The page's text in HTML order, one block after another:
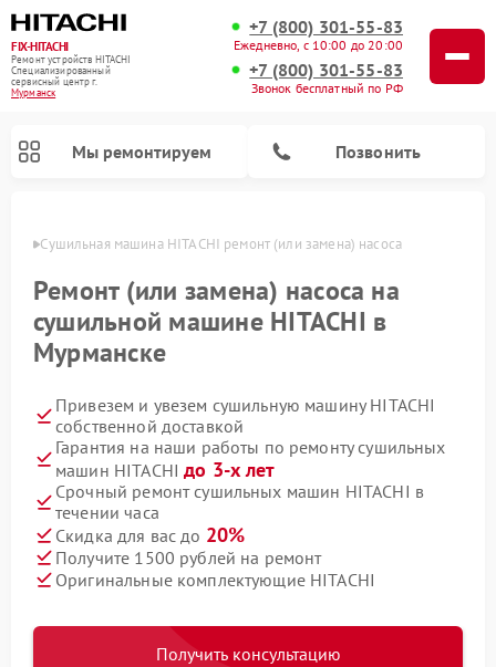
FIX-HITACHI
Ремонт устройств HITACHI
Специализированный
cервисный центр г.
Мурманск
+7 (800) 301-55-83
Ежедневно, с 10:00 до 20:00
+7 (800) 301-55-83
Звонок бесплатный по РФ
Мы ремонтируем Позвонить
Сушильная машина HITACHI ремонт (или замена) насоса
Ремонт (или замена) насоса на
сушильной машине HITACHI в
Мурманске
Привезем и увезем сушильную машину HITACHI
собственной доставкой
Гарантия на наши работы по ремонту сушильных
машин HITACHIдо 3-х лет
Срочный ремонт сушильных машин HITACHI в
течении часа
Скидка для вас до 20%
Получите 1500 рублей на ремонт
Оригинальные комплектующие HITACHI
Получить консультацию